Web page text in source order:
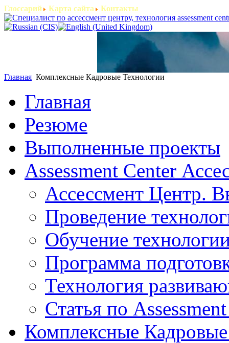
Глоссарий Карта сайта Контакты
Главная Комплексные Кадровые Технологии
Главная
Резюме
Выполненные проекты
Assessment Center
Ассессмент Центр.
Проведение
Обучение
Программа
Технология
Статья по
Комплексные